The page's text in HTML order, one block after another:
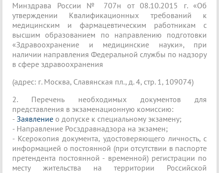
Минздрава России № 707н от 08.10.2015 г. «Об
утверждении Квалификационных требований к
медицинским и фармацевтическим работникам с
высшим образованием по направлению подготовки
«Здравоохранение и медицинские науки», при
наличии направления Федеральной службы по надзору
в сфере здравоохранения
(адрес: г. Москва, Славянская пл., д. 4, стр. 1, 109074)
2. Перечень необходимых документов для
представления в экзаменационную комиссию:
- Заявление о допуске к специальному экзамену;
- Направление Росздравнадзора на экзамен;
- Ксерокопия документа, удостоверяющего личность, с
информацией о постоянной (при отсутствии в паспорте
претендента постоянной - временной) регистрации по
месту жительства на территории Российской